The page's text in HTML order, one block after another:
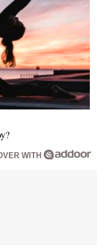
WITH